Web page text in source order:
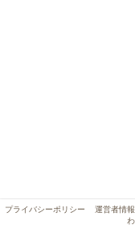
プライバシーポリシー
運営者情